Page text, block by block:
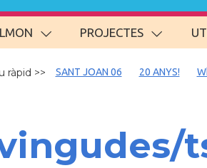
PROJECTES
ràpid >> SANT JOAN 06 20 ANYS!